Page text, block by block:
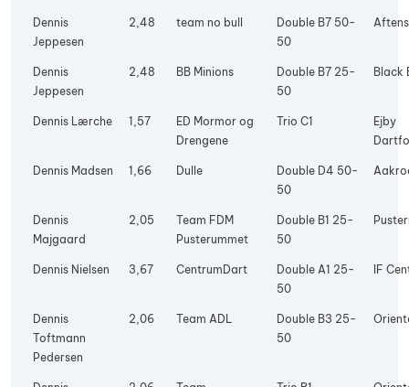
Dennis
Jeppesen
2,48 team no bull
Double B7 50-
50
Dennis
Jeppesen
2,48 BB Minions
Double B7 25-
50
Black
Dennis Lærche 1,57
ED Mormor og
Drengene
Trio C1
Ejby
Dennis Madsen 1,66 Dulle
Double D4 50-
50
Dennis
Majgaard
2,05
Team FDM
Pusterummet
Double B1 25-
50
Dennis Nielsen 3,67 CentrumDart
Double A1 25-
50
IF
Dennis
Toftmann
Pedersen
2,06 Team ADL
Double B3 25-
50